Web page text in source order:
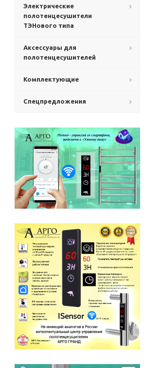
Электрические
полотенцесушители
ТЭНового типа
Аксессуары для
полотенцесушителей
Комплектующие
Спецпредложения